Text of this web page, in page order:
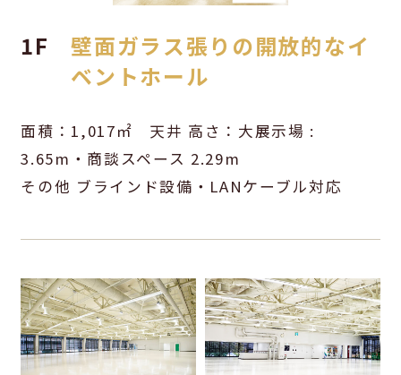
1F
壁面ガラス張りの開放的なイ
ベントホール
面積：1,017㎡ 天井 高さ：大展示場 :
3.65m・商談スペース 2.29m
その他 ブラインド設備・LANケーブル対応